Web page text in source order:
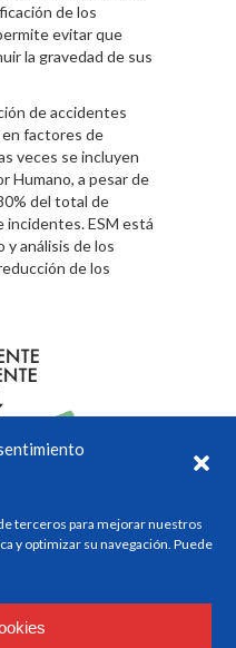
terceros para mejorar nuestros
y optimizar su navegación. Puede
de los
evitar que
la gravedad de sus
de accidentes
factores de
veces se incluyen
Humano, a pesar de
del total de
incidentes. ESM está
y análisis de los
de los